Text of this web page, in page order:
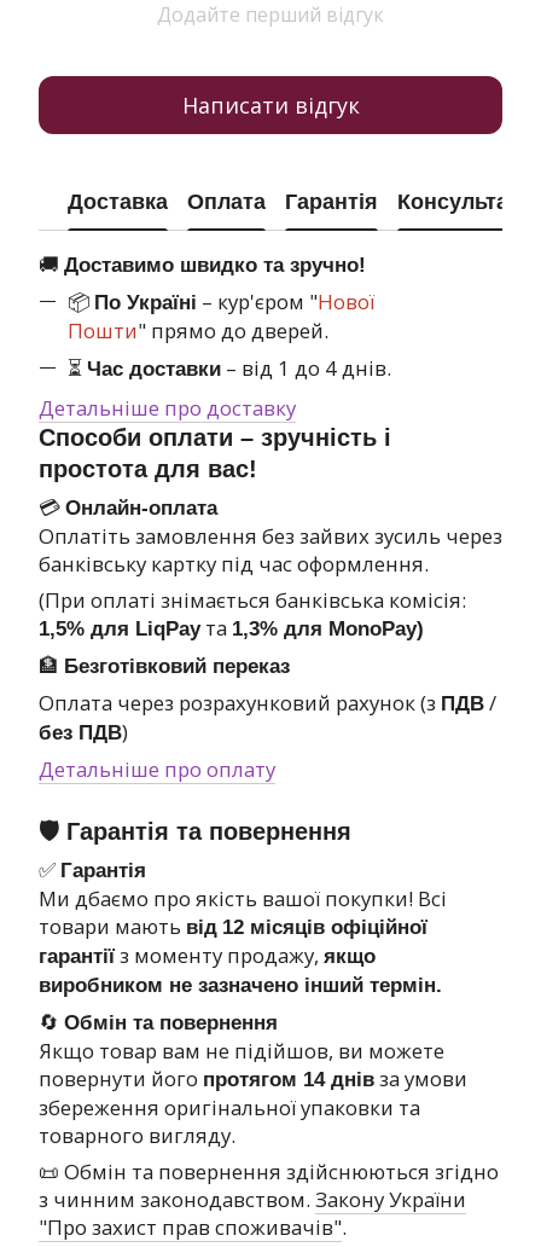
Додайте перший відгук
Написати відгук
Доставка Оплата Гарантія Консультація
🚚 Доставимо швидко та зручно!
📦 По Україні – кур'єром "Нової
Пошти" прямо до дверей.
⏳ Час доставки – від 1 до 4 днів.
Детальніше про доставку
Способи оплати – зручність і
простота для вас!
💳 Онлайн-оплата
Оплатіть замовлення без зайвих зусиль через
банківську картку під час оформлення.
(При оплаті знімається банківська комісія:
1,5% для LiqPayта 1,3% для MonoPay)
🏦 Безготівковий переказ
Оплата через розрахунковий рахунок (з ПДВ /
без ПДВ)
Детальніше про оплату
🛡 Гарантія та повернення
✅ Гарантія
Ми дбаємо про якість вашої покупки! Всі
товари мають від 12 місяців офіційної
гарантії з моменту продажу, якщо
виробником не зазначено інший термін.
🔄 Обмін та повернення
Якщо товар вам не підійшов, ви можете
повернути його протягом 14 днів за умови
збереження оригінальної упаковки та
товарного вигляду.
📜 Обмін та повернення здійснюються згідно
з чинним законодавством. Закону України
"Про захист прав споживачів".